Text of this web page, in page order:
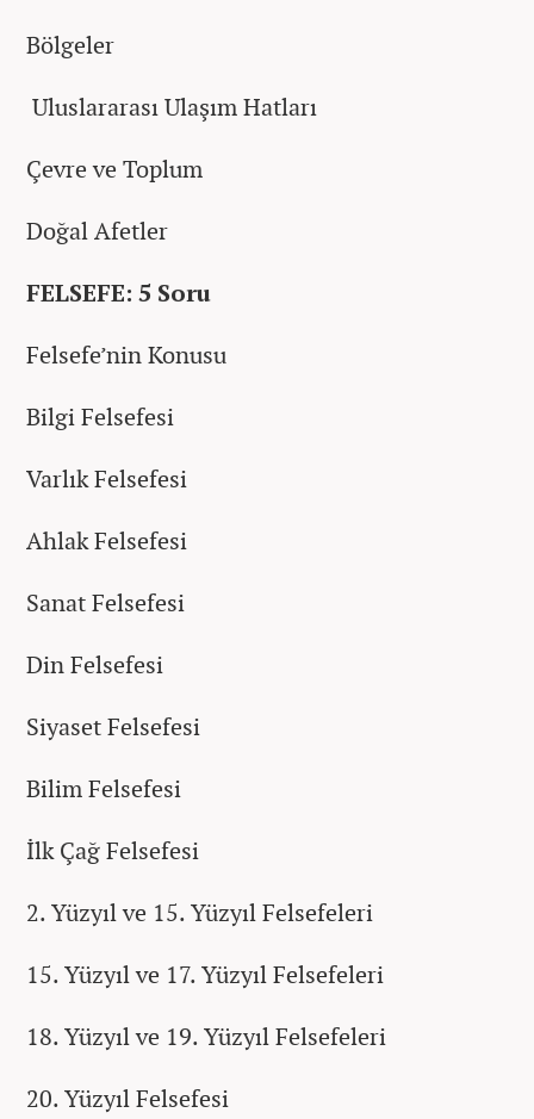
Bölgeler
Uluslararası Ulaşım Hatları
Çevre ve Toplum
Doğal Afetler
FELSEFE: 5 Soru
Felsefe’nin Konusu
Bilgi Felsefesi
Varlık Felsefesi
Ahlak Felsefesi
Sanat Felsefesi
Din Felsefesi
Siyaset Felsefesi
Bilim Felsefesi
İlk Çağ Felsefesi
2. Yüzyıl ve 15. Yüzyıl Felsefeleri
15. Yüzyıl ve 17. Yüzyıl Felsefeleri
18. Yüzyıl ve 19. Yüzyıl Felsefeleri
20. Yüzyıl Felsefesi